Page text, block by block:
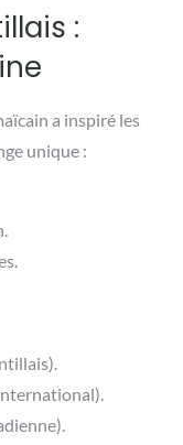
:
a inspiré les
unique :